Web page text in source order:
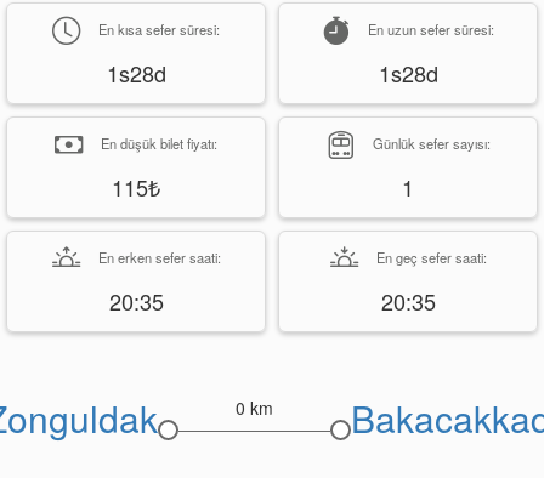
En kısa sefer süresi:
1s28d
En uzun sefer süresi:
1s28d
En düşük bilet fiyatı:
115₺
Günlük sefer sayısı:
1
En erken sefer saati:
20:35
En geç sefer saati:
20:35
0 km